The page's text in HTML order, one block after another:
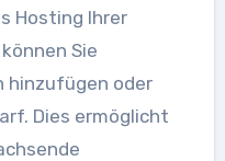
Hosting Ihrer
Sie
hinzufügen oder
Dies ermöglicht